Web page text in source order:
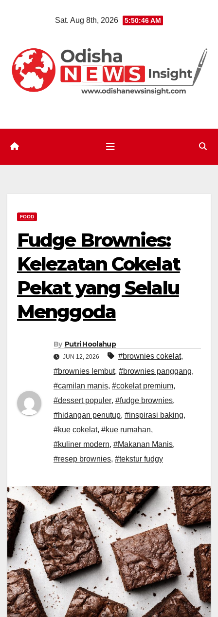
Sat. Aug 8th, 2026 5:50:47 AM
FOOD
Fudge Brownies:
Kelezatan Cokelat
Pekat yang Selalu
Menggoda
By Putri Hoolahup
JUN 12, 2026 #brownies cokelat,
#brownies lembut, #brownies panggang,
#camilan manis, #cokelat premium,
#dessert populer, #fudge brownies,
#hidangan penutup, #inspirasi baking,
#kue cokelat, #kue rumahan,
#kuliner modern, #Makanan Manis,
#resep brownies, #tekstur fudgy